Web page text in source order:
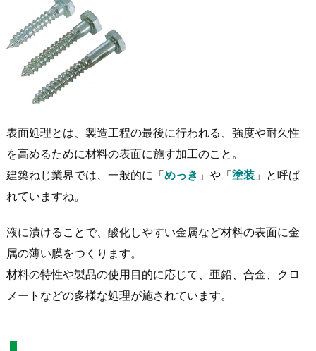
表面処理とは、製造工程の最後に行われる、強度や耐久性
を高めるために材料の表面に施す加工のこと。
建築ねじ業界では、一般的に「めっき 」や「塗装 」と呼ば
れていますね。
液に漬けることで、酸化しやすい金属など材料の表面に金
属の薄い膜をつくります。
材料の特性や製品の使用目的に応じて、亜鉛、合金、クロ
メートなどの多様な処理が施されています。